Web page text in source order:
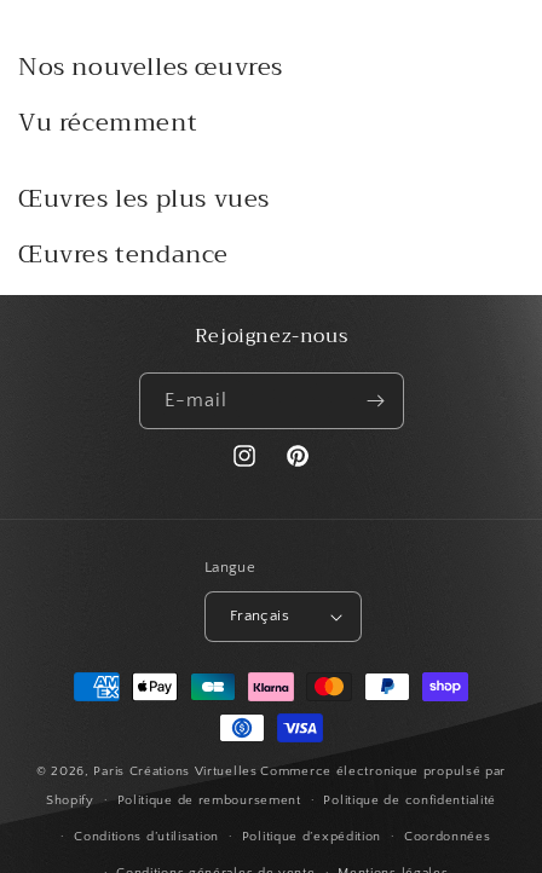
Nos nouvelles œuvres
Vu récemment
Œuvres les plus vues
Œuvres tendance
Rejoignez-nous
E-mail
https://www.instagram.com/
Pinterest
Langue
Français
Moyens
© 2026, Paris Créations Virtuelles Commerce électronique propulsé par
Shopify
Politique de remboursement Politique de confidentialité
Conditions d’utilisation Politique d’expédition Coordonnées